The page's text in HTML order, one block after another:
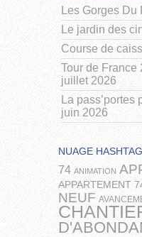
Les Gorges Du
Le jardin des
Course de
Tour de France
juillet 2026
La pass’portes
juin 2026
NUAGE HASHTAG
74 ANIMATION
APPARTEMENT
NEUF